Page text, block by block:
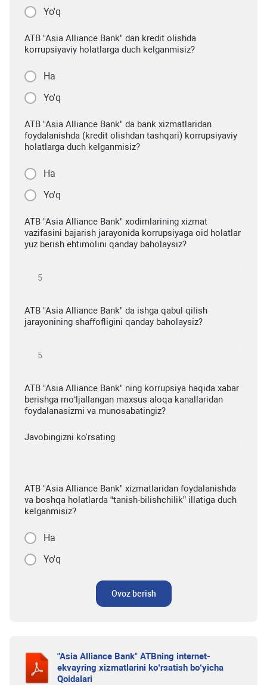
Yo'q
ATB "Asia Alliance Bank" dan kredit olishda
korrupsiyaviy holatlarga duch kelganmisiz?
Ha
Yo'q
ATB "Asia Alliance Bank" da bank xizmatlaridan
foydalanishda (kredit olishdan tashqari) korrupsiyaviy
holatlarga duch kelganmisiz?
Ha
Yo'q
ATB "Asia Alliance Bank" xodimlarining xizmat
vazifasini bajarish jarayonida korrupsiyaga oid holatlar
yuz berish ehtimolini qanday baholaysiz?
ATB "Asia Alliance Bank" da ishga qabul qilish
jarayonining shaffofligini qanday baholaysiz?
ATB "Asia Alliance Bank" ning korrupsiya haqida xabar
berishga mo‘ljallangan maxsus aloqa kanallaridan
foydalanasizmi va munosabatingiz?
Javobingizni ko'rsating
ATB "Asia Alliance Bank" xizmatlaridan foydalanishda
va boshqa holatlarda “tanish-bilishchilik” illatiga duch
kelganmisiz?
Ha
Yo'q
Ovoz berish
"Asia Alliance Bank" ATBning internet-
ekvayring xizmatlarini ko‘rsatish bo‘yicha
Qoidalari